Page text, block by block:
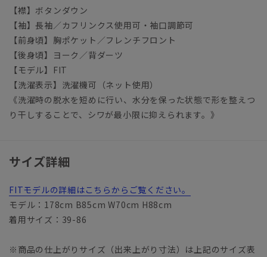
【襟】ボタンダウン
【袖】長袖／カフリンクス使用可・袖口調節可
【前身頃】胸ポケット／フレンチフロント
【後身頃】ヨーク／背ダーツ
【モデル】FIT
【洗濯表示】洗濯機可（ネット使用）
《洗濯時の脱水を短めに行い、水分を保った状態で形を整えつ
り干しすることで、シワが最小限に抑えられます。》
サイズ詳細
FITモデルの詳細はこちらからご覧ください。
モデル：178cm B85cm W70cm H88cm
着用サイズ：39-86
※商品の仕上がりサイズ（出来上がり寸法）は上記のサイズ表